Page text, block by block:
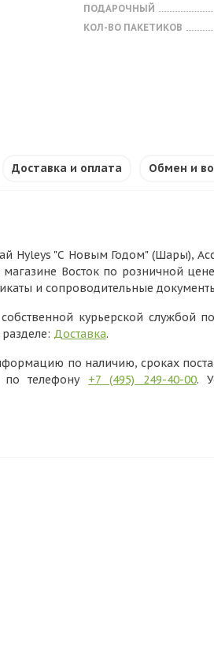
ПОДАРОЧНЫЙ
КОЛ-ВО ПАКЕТИКОВ
Доставка и оплата Обмен и
Hyleys "С Новым Годом" (Шары),
магазине Восток по розничной
и сопроводительные
курьерской службой
Доставка.
по наличию, сроках
по телефону +7 (495) 249-40-00.